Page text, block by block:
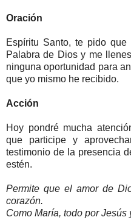
Oración
Espíritu Santo, te pido
Palabra de Dios y me
ninguna oportunidad para
que yo mismo he recibido.
Acción
Hoy pondré mucha
que participe y
testimonio de la presencia
estén.
Permite que el amor de
corazón.
Como María, todo por Jesús